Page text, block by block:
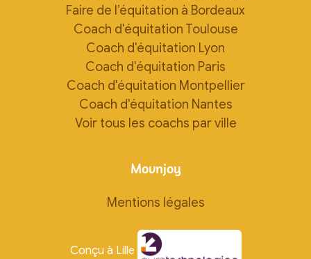
Faire de l’équitation à Bordeaux
Coach d'équitation Toulouse
Coach d'équitation Lyon
Coach d'équitation Paris
Coach d'équitation Montpellier
Coach d'équitation Nantes
Voir tous les coachs par ville
Movnjoy
Mentions légales
Conçu à Lille